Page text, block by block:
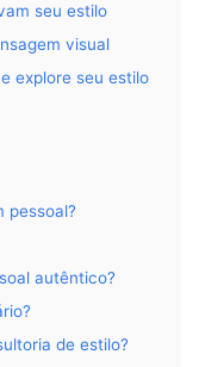
seu estilo
visual
explore seu estilo
pessoal?
autêntico?
de estilo?